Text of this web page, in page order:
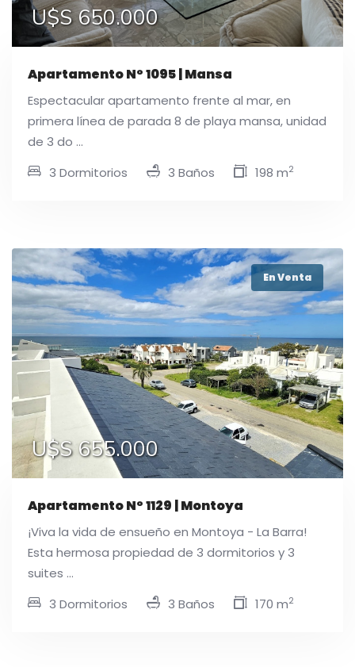
U$S 650.000
Apartamento N° 1095 | Mansa
Espectacular apartamento frente al mar, en
primera línea de parada 8 de playa mansa, unidad
de 3 do ...
3 Dormitorios
3 Baños 198 m2
En Venta
U$S 655.000
Apartamento N° 1129 | Montoya
¡Viva la vida de ensueño en Montoya - La Barra!
Esta hermosa propiedad de 3 dormitorios y 3
suites ...
3 Dormitorios
3 Baños 170 m2